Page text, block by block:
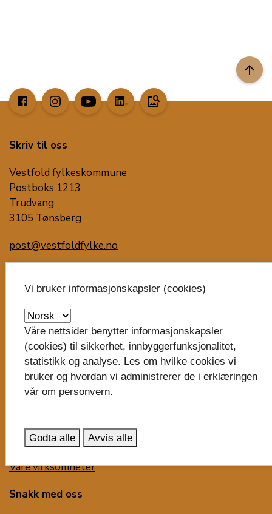
arrow_upward
image_search
Skriv til oss
Vestfold fylkeskommune
Postboks 1213
Trudvang
3105 Tønsberg
post@vestfoldfylke.no
929 882 385
Nytt bankkontonummer i 2025: 6130.06.31214
Faktura til fylkeskommunen
Besøk oss
3126 Tønsberg
Våre virksomheter
Snakk med oss
Vi bruker informasjonskapsler (cookies)
Våre nettsider benytter informasjonskapsler
(cookies) til sikkerhet, innbyggerfunksjonalitet,
statistikk og analyse. Les om hvilke cookies vi
bruker og hvordan vi administrerer de i erklæringen
vår om personvern.
Godta alle Avvis alle